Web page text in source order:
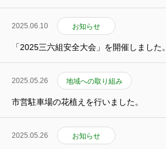
2025.06.10 お知らせ
「2025三六組安全大会」を開催しました。
2025.05.26 地域への取り組み
市営駐車場の花植えを行いました。
2025.05.26 お知らせ